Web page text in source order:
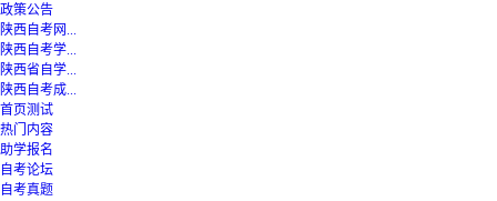
政策公告
陕西自考网...
陕西自考学...
陕西省自学...
陕西自考成...
首页测试
热门内容
助学报名
自考论坛
自考真题